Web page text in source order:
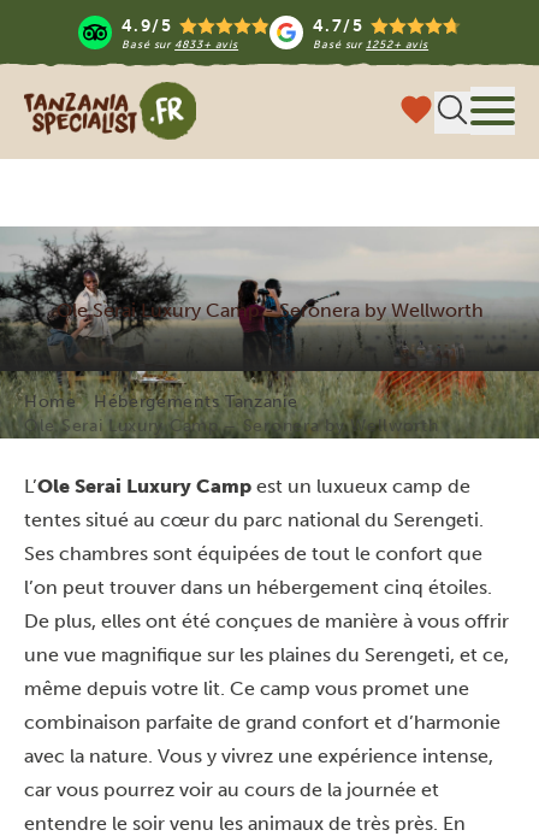
4.9/5
Basé sur 4833+ avis
4.7/5
Basé sur1252+ avis
Tanzania Specialist
Ole Serai Luxury Camp - Seronera by Wellworth
Home
Hébergements Tanzanie
Ole Serai Luxury Camp – Seronera by Wellworth
L’Ole Serai Luxury Camp est un luxueux camp de
tentes situé au cœur du parc national du Serengeti.
Ses chambres sont équipées de tout le confort que
l’on peut trouver dans un hébergement cinq étoiles.
De plus, elles ont été conçues de manière à vous offrir
une vue magnifique sur les plaines du Serengeti, et ce,
même depuis votre lit. Ce camp vous promet une
combinaison parfaite de grand confort et d’harmonie
avec la nature. Vous y vivrez une expérience intense,
car vous pourrez voir au cours de la journée et
entendre le soir venu les animaux de très près. En